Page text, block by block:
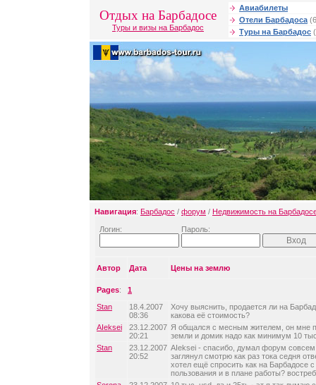
Отдых на Барбадосе
Туры и визы на Барбадос
Авиабилеты
Отели Барбадоса
Туры на Барбадос
Навигация: Барбадос / форум / Недвижимость на
Логин: Пароль:
Автор Дата Цены на землю
Pages: 1
Stan
18.4.2007
08:36
Хочу выяснить, продается ли на
какова её стоимость?
AIeksei
23.12.2007
20:21
Я общался с месным жителем, он мне
земли и домик надо как минимум 10
Stan
23.12.2007
20:52
AIeksei - спасибо, думал форум
заглянул смотрю как раз тока седня
хотел ещё спросить как на Барбадосе
пользования и в плане работы?